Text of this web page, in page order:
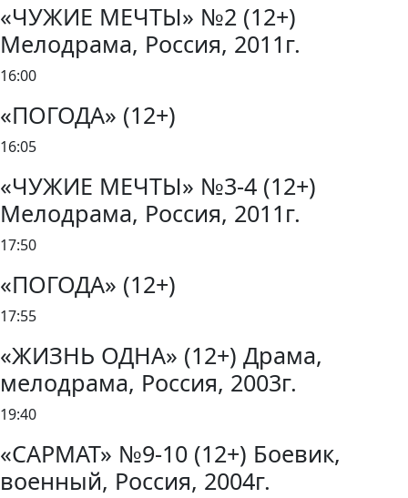
«ЧУЖИЕ МЕЧТЫ» №2 (12+)
Мелодрама, Россия, 2011г.
16:00
«ПОГОДА» (12+)
16:05
«ЧУЖИЕ МЕЧТЫ» №3-4 (12+)
Мелодрама, Россия, 2011г.
17:50
«ПОГОДА» (12+)
17:55
«ЖИЗНЬ ОДНА» (12+) Драма,
мелодрама, Россия, 2003г.
19:40
«САРМАТ» №9-10 (12+) Боевик,
военный, Россия, 2004г.